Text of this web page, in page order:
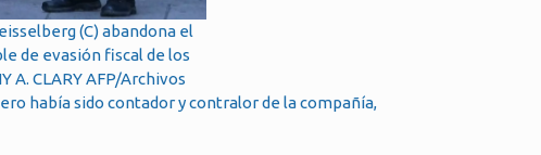
(C) abandona el
de evasión fiscal de los
A. CLARY AFP/Archivos
había sido contador y contralor de la compañía,